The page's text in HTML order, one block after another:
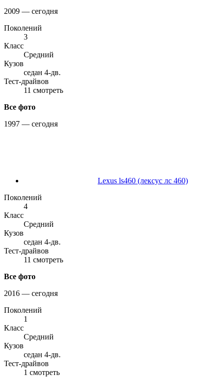
2009 — сегодня
Поколений
3
Класс
Средний
Кузов
седан 4-дв.
Тест-драйвов
11 смотреть
Все фото
1997 — сегодня
Lexus ls460 (лексус лс 460)
Поколений
4
Класс
Средний
Кузов
седан 4-дв.
Тест-драйвов
11 смотреть
Все фото
2016 — сегодня
Поколений
1
Класс
Средний
Кузов
седан 4-дв.
Тест-драйвов
1 смотреть